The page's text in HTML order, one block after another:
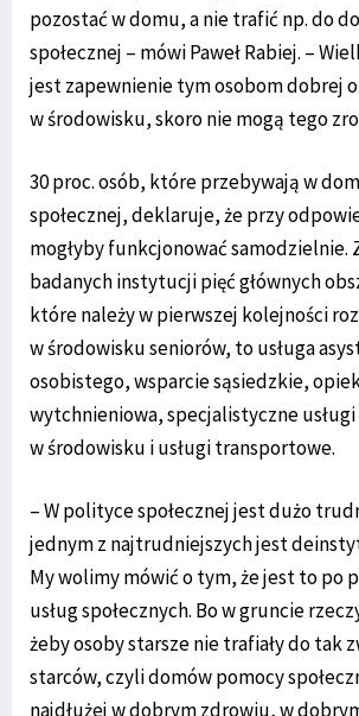
pozostać w domu, a nie trafić np. do
społecznej – mówi Paweł Rabiej. –
jest zapewnienie tym osobom dobrej
w środowisku, skoro nie mogą tego
30 proc. osób, które przebywają w
społecznej, deklaruje, że przy
mogłyby funkcjonować samodzielnie.
badanych instytucji pięć głównych
które należy w pierwszej kolejności
w środowisku seniorów, to usługa
osobistego, wsparcie sąsiedzkie,
wytchnieniowa, specjalistyczne
w środowisku i usługi transportowe.
– W polityce społecznej jest dużo
jednym z najtrudniejszych jest
My wolimy mówić o tym, że jest to po
usług społecznych. Bo w gruncie
żeby osoby starsze nie trafiały do tak
starców, czyli domów pomocy
najdłużej w dobrym zdrowiu, w